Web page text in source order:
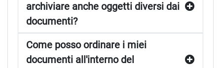
archiviare anche oggetti diversi dai
documenti?
Come posso ordinare i miei
documenti all'interno del